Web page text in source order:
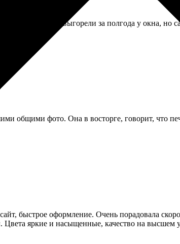
яркие, не выгорели за полгода у окна, но
общими фото. Она в восторге, говорит, что
быстрое оформление. Очень порадовала
яркие и насыщенные, качество на высшем